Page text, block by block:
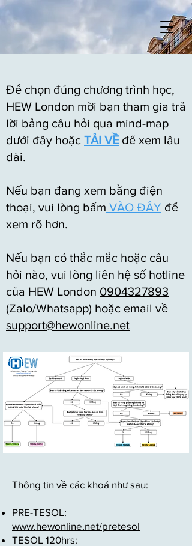
Để chọn đúng chương trình học,
HEW London mời bạn tham gia trả
lời bảng câu hỏi qua mind-map
dưới đây hoặc TẢI VỀ để xem lâu
dài.
​Nếu bạn đang xem bằng điện
thoại, vui lòng bấm VÀO ĐÂY để
xem rõ hơn.
​Nếu bạn có thắc mắc hoặc câu
hỏi nào, vui lòng liên hệ số hotline
của HEW London 0904327893
(Zalo/Whatsapp) hoặc email về
support@hewonline.net
Thông tin về các khoá như sau:
PRE-TESOL:
www.hewonline.net/pretesol
TESOL 120hrs: